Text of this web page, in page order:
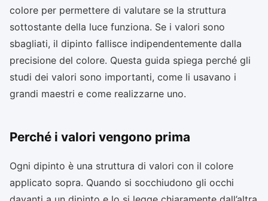
colore per permettere di valutare se la struttura
sottostante della luce funziona. Se i valori sono
sbagliati, il dipinto fallisce indipendentemente dalla
precisione del colore. Questa guida spiega perché gli
studi dei valori sono importanti, come li usavano i
grandi maestri e come realizzarne uno.
Perché i valori vengono prima
Ogni dipinto è una struttura di valori con il colore
applicato sopra. Quando si socchiudono gli occhi